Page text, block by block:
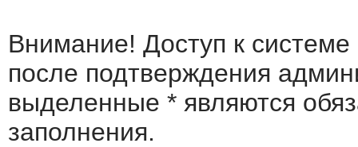
Внимание! Доступ к
после подтверждения
выделенные * являются
заполнения.